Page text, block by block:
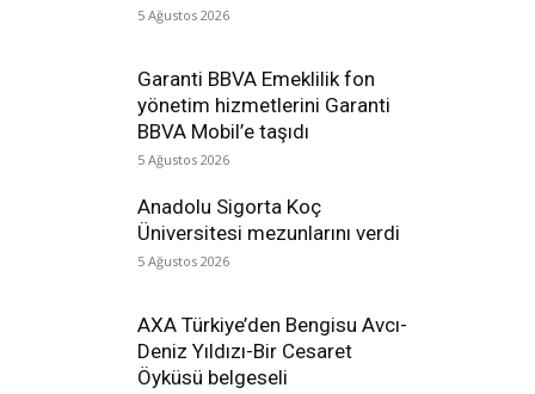
5 Ağustos 2026
Garanti BBVA Emeklilik fon
yönetim hizmetlerini Garanti
BBVA Mobil’e taşıdı
5 Ağustos 2026
Anadolu Sigorta Koç
Üniversitesi mezunlarını verdi
5 Ağustos 2026
AXA Türkiye’den Bengisu Avcı-
Deniz Yıldızı-Bir Cesaret
Öyküsü belgeseli